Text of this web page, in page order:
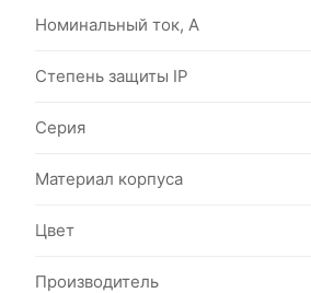
Номинальный ток, А
Степень защиты IP
Серия
Материал корпуса
Цвет
Производитель